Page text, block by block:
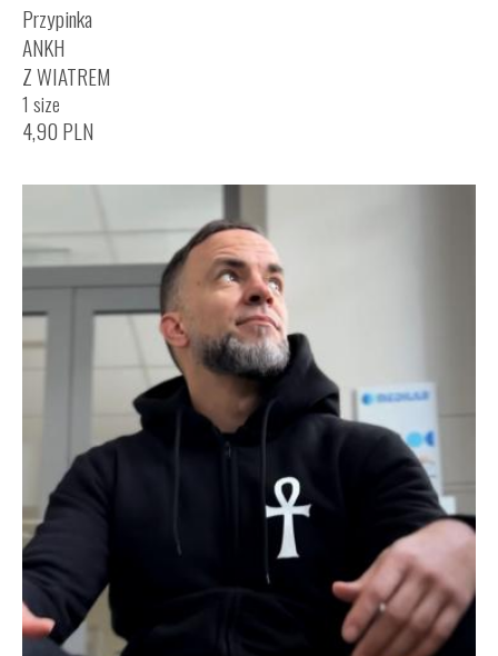
Przypinka
ANKH
Z WIATREM
1 size
4,90 PLN